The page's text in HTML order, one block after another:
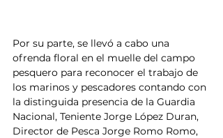
Por su parte, se llevó a cabo una
ofrenda floral en el muelle del campo
pesquero para reconocer el trabajo de
los marinos y pescadores contando con
la distinguida presencia de la Guardia
Nacional, Teniente Jorge López Duran,
Director de Pesca Jorge Romo Romo,